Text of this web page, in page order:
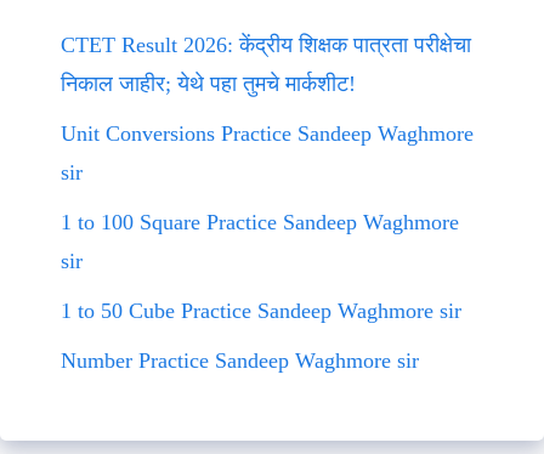
CTET Result 2026: केंद्रीय शिक्षक पात्रता परीक्षेचा
निकाल जाहीर; येथे पहा तुमचे मार्कशीट!
Unit Conversions Practice Sandeep Waghmore
sir
1 to 100 Square Practice Sandeep Waghmore
sir
1 to 50 Cube Practice Sandeep Waghmore sir
Number Practice Sandeep Waghmore sir